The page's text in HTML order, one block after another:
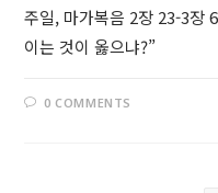
주일, 마가복음 2장 23-3장
이는 것이 옳으냐?”
0 COMMENTS